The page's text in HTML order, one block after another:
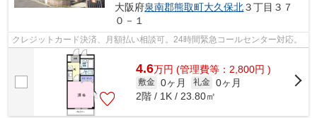
大阪府泉南郡熊取町大久保北３丁目３７
０－１
クレジットカード決済、月額払い相談可。24時間緊急コールセンター対応。
4.6万円 (管理費等：2,800円 )
敷金 0ヶ月 礼金 0ヶ月
2階 / 1K / 23.80㎡